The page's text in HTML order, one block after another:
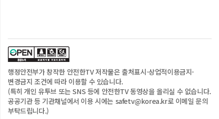
행정안전부가 창작한 안전한TV 저작물은출처표시-상업적이용금지-
변경금지 조건에 따라 이용할 수 있습니다.
(특히 개인 유투브 또는 SNS 등에 안전한TV 동영상을 올리실 수 없습니다.
공공기관 등 기관채널에서 이용 시에는 safetv@korea.kr로 이메일 문의
부탁드립니다.)